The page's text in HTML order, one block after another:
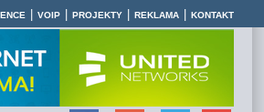
VOIP PROJEKTY REKLAMA KONTAKT